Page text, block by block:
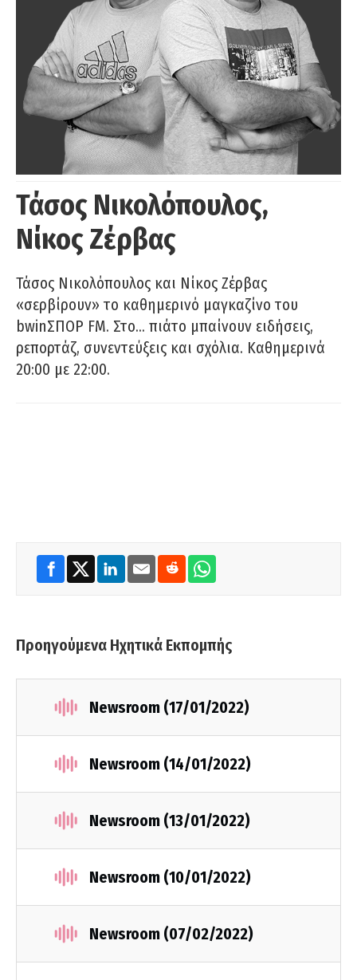
Τάσος Νικολόπουλος,
Νίκος Ζέρβας
Τάσος Νικολόπουλος και Νίκος Ζέρβας
«σερβίρουν» το καθημερινό μαγκαζίνο του
bwinΣΠΟΡ FM. Στο… πιάτο μπαίνουν ειδήσεις,
ρεπορτάζ, συνεντεύξεις και σχόλια. Καθημερινά
20:00 με 22:00.
Προηγούμενα Ηχητικά Εκπομπής
Newsroom (17/01/2022)
Newsroom (14/01/2022)
Newsroom (13/01/2022)
Newsroom (10/01/2022)
Newsroom (07/02/2022)